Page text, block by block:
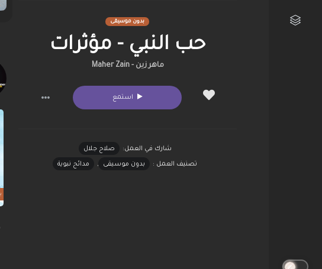
بدون موسيقى
حب النبي - مؤثرات
ماهر زين - Maher Zain
استمع
شارك في العمل: صلاح جلال
تصنيف العمل : بدون موسيقى , مدائح نبوية